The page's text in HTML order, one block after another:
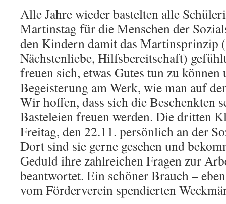
Alle Jahre wieder bastelten alle
Martinstag für die Menschen der
den Kindern damit das Martinsprinzip
Nächstenliebe, Hilfsbereitschaft)
freuen sich, etwas Gutes tun zu
Begeisterung am Werk, wie man auf
Wir hoffen, dass sich die Beschenkten
Basteleien freuen werden. Die dritten
Freitag, den 22.11. persönlich an der
Dort sind sie gerne gesehen und
Geduld ihre zahlreichen Fragen zur
beantwortet. Ein schöner Brauch –
vom Förderverein spendierten